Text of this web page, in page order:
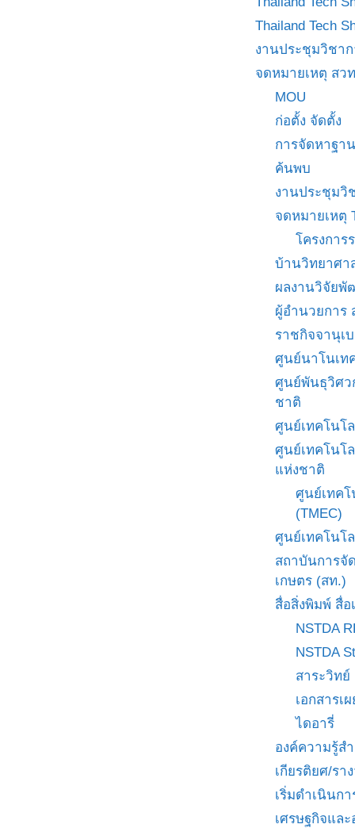
Thailand Tech
งานประชุมวิชา
จดหมายเหตุ สว
MOU
ก่อตั้ง จัดตั้ง
การจัดหาฐา
ค้นพบ
งานประชุมวิ
จดหมายเหตุ
โครงกา
บ้านวิทยาศา
ผลงานวิจัยพั
ผู้อำนวยการ
ราชกิจจานุเ
ศูนย์นาโนเท
ศูนย์พันธุวิศว
ชาติ
ศูนย์เทคโนโ
ศูนย์เทคโนโ
แห่งชาติ
ศูนย์เทคโ
(TMEC)
ศูนย์เทคโนโ
สถาบันการจั
เกษตร (สท.)
สื่อสิ่งพิมพ์ สื่
NSTDA
NSTDA
สาระวิทย์
เอกสารเ
ไดอารี่
องค์ความรู้ส
เกียรติยศ/รา
เริ่มดำเนินกา
เศรษฐกิจแล